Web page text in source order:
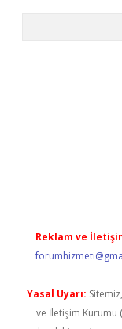
Reklam ve
Yasal Uyarı:
ve İletişim Kurumu